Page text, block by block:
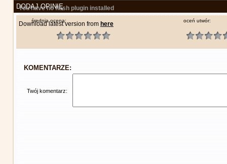
You have no flash plugin installed
Download latest version from here
DODAJ OPINIĘ
średnia ocena: oceń utwór:
KOMENTARZE:
Twój komentarz: